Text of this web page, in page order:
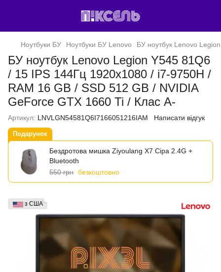
Ноутбуки БУ Ноутбуки БУ Lenovo БУ ноутбук Lenovo
БУ ноутбук Lenovo Legion Y545 81Q6
/ 15 IPS 144Гц 1920x1080 / i7-9750H /
RAM 16 GB / SSD 512 GB / NVIDIA
GeForce GTX 1660 Ti / Клас A-
Артикул: LNVLGN54581Q6I7166051216IAM Написати відгук
Подарунок
Бездротова мишка Ziyoulang X7 Сіра 2.4G +
Bluetooth
550 грн безкоштовно
з США